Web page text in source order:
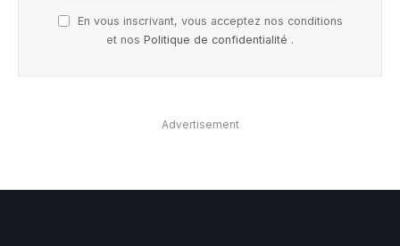
En vous inscrivant, vous acceptez nos conditions
et nos Politique de confidentialité .
Advertisement